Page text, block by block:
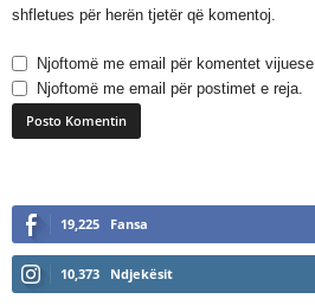
shfletues për herën tjetër që komentoj.
Njoftomë me email për komentet vijuese.
Njoftomë me email për postimet e reja.
19,225 Fansa
10,373 Ndjekësit